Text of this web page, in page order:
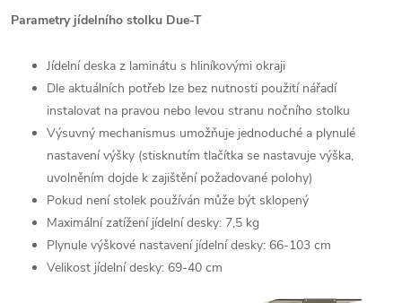
Parametry jídelního stolku Due-T
Jídelní deska z laminátu s hliníkovými okraji
Dle aktuálních potřeb lze bez nutnosti použití nářadí
instalovat na pravou nebo levou stranu nočního stolku
Výsuvný mechanismus umožňuje jednoduché a plynulé
nastavení výšky (stisknutím tlačítka se nastavuje výška,
uvolněním dojde k zajištění požadované polohy)
Pokud není stolek používán může být sklopený
Maximální zatížení jídelní desky: 7,5 kg
Plynule výškové nastavení jídelní desky: 66-103 cm
Velikost jídelní desky: 69-40 cm